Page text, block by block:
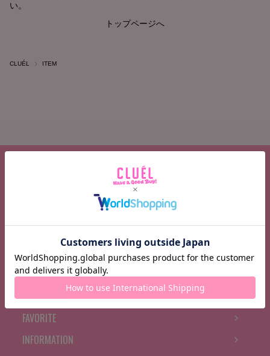
い。
トップページへ
CLUÉL ITEM
BRAND NEWS
RANKING
BOOK MARK
FAVORITE
INFORMATION